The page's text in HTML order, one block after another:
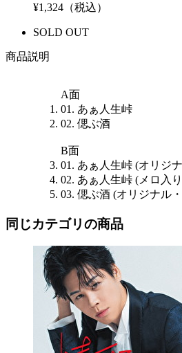
¥1,324（税込）
SOLD OUT
商品説明
A面
01. あぁ人生峠
02. 偲ぶ酒
B面
01. あぁ人生峠 (オリジ
02. あぁ人生峠 (メロ入
03. 偲ぶ酒 (オリジナル
同じカテゴリの商品